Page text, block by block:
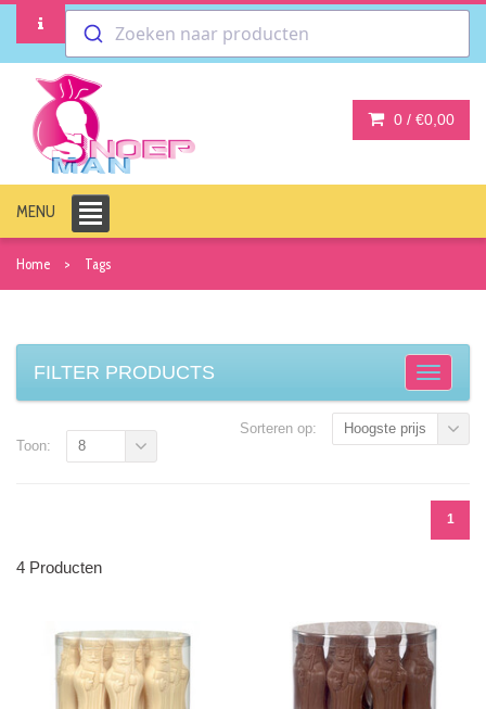
Zoeken naar producten
0 / €0,00
MENU
Home Tags
FILTER PRODUCTS
Sorteren op: Hoogste prijs
1
Toon: 8
4 Producten